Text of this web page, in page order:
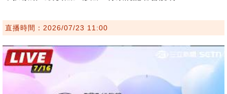
直播時間：2026/07/23 11:00